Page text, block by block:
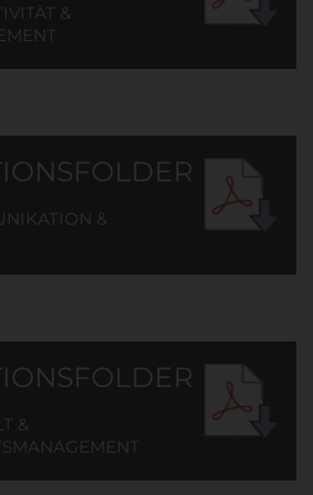
&
&
&